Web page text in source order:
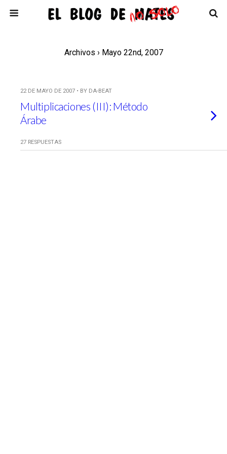
Archivos › Mayo 22nd, 2007
22 DE MAYO DE 2007 • BY DA-BEAT
Multiplicaciones (III): Método
Árabe
27 RESPUESTAS